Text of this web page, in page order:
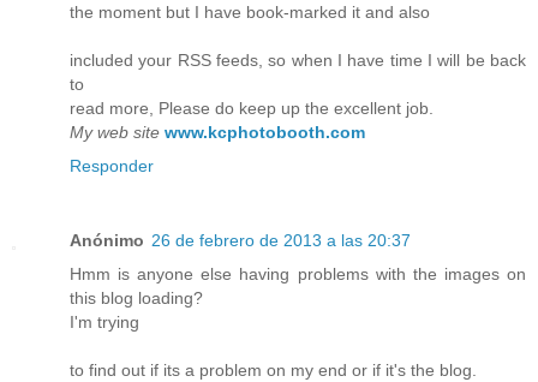
the moment but I have book-marked it and also
included your RSS feeds, so when I have time I will be back
to
read more, Please do keep up the excellent job.
My web site www.kcphotobooth.com
Responder
Anónimo 26 de febrero de 2013 a las 20:37
Hmm is anyone else having problems with the images on
this blog loading?
I'm trying
to find out if its a problem on my end or if it's the blog.